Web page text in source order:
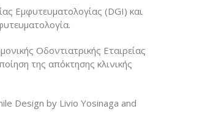
Εμφυτευματολογίας (DGI) και
Οδοντιατρικής Εταιρείας
της απόκτησης κλινικής
Design by Livio Yosinaga and